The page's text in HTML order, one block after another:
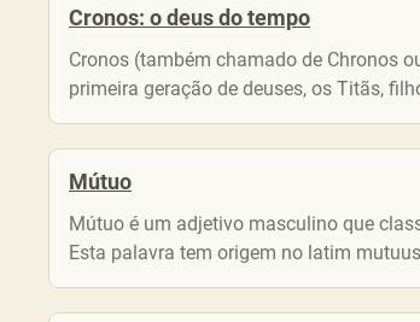
Cronos: o deus do tempo
Cronos (também chamado de Chronos
primeira geração de deuses, os Titãs,
Mútuo
Mútuo é um adjetivo masculino que
Esta palavra tem origem no latim